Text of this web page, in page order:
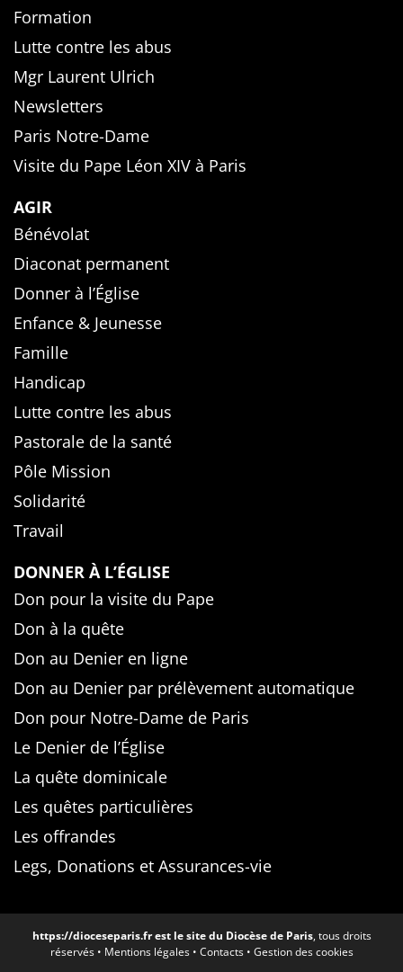
Formation
Lutte contre les abus
Mgr Laurent Ulrich
Newsletters
Paris Notre-Dame
Visite du Pape Léon XIV à Paris
AGIR
Bénévolat
Diaconat permanent
Donner à l’Église
Enfance & Jeunesse
Famille
Handicap
Lutte contre les abus
Pastorale de la santé
Pôle Mission
Solidarité
Travail
DONNER À L’ÉGLISE
Don pour la visite du Pape
Don à la quête
Don au Denier en ligne
Don au Denier par prélèvement automatique
Don pour Notre-Dame de Paris
Le Denier de l’Église
La quête dominicale
Les quêtes particulières
Les offrandes
Legs, Donations et Assurances-vie
https://dioceseparis.frest le site du Diocèse de Paris, tous droits
réservés • Mentions légales• Contacts• Gestion des cookies